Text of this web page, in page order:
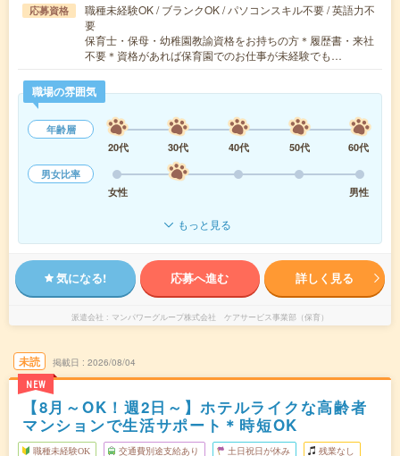
応募資格
職種未経験OK / ブランクOK / パソコンスキル不要 / 英語力不
要
保育士・保母・幼稚園教諭資格をお持ちの方＊履歴書・来社
不要＊資格があれば保育園でのお仕事が未経験でも…
職場の雰囲気
年齢層
20代
30代 40代 50代
60代
男女比率
女性
男性
もっと見る
気になる! 応募へ進む 詳しく見る
派遣会社 マンパワーグループ株式会社 ケアサービス事業部（保育）
未読
NEW
掲載日 2026/08/04
【8月～OK！週2日～】ホテルライクな高齢者
マンションで生活サポート＊時短OK
職種未経験OK 交通費別途支給あり 土日祝日が休み 残業なし